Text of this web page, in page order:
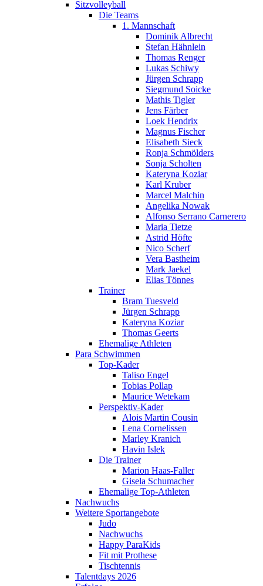
Sitzvolleyball
Die Teams
1. Mannschaft
Dominik Albrecht
Stefan Hähnlein
Thomas Renger
Lukas Schiwy
Jürgen Schrapp
Siegmund Soicke
Mathis Tigler
Jens Färber
Loek Hendrix
Magnus Fischer
Elisabeth Sieck
Ronja Schmölders
Sonja Scholten
Kateryna Koziar
Karl Kruber
Marcel Malchin
Angelika Nowak
Alfonso Serrano Carnerero
Maria Tietze
Astrid Höfte
Nico Scherf
Vera Bastheim
Mark Jaekel
Elias Tönnes
Trainer
Bram Tuesveld
Jürgen Schrapp
Kateryna Koziar
Thomas Geerts
Ehemalige Athleten
Para Schwimmen
Top-Kader
Taliso Engel
Tobias Pollap
Maurice Wetekam
Perspektiv-Kader
Alois Martin Cousin
Lena Cornelissen
Marley Kranich
Havin Islek
Die Trainer
Marion Haas-Faller
Gisela Schumacher
Ehemalige Top-Athleten
Nachwuchs
Weitere Sportangebote
Judo
Nachwuchs
Happy ParaKids
Fit mit Prothese
Tischtennis
Talentdays 2026